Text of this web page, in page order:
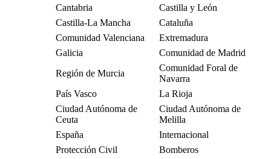
Cantabria
Castilla y León
Castilla-La Mancha
Cataluña
Comunidad Valenciana
Extremadura
Galicia
Comunidad de Madrid
Región de Murcia
Comunidad Foral de
Navarra
País Vasco
La Rioja
Ciudad Autónoma de
Ceuta
Ciudad Autónoma de
Melilla
España
Internacional
Protección Civil
Bomberos